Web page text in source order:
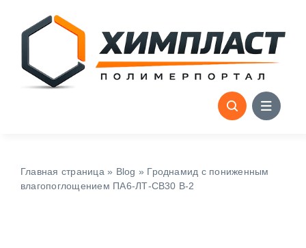
content
Главная страница » Blog » Гроднамид с пониженным
влагопоглощением ПА6-ЛТ-СВ30 В-2